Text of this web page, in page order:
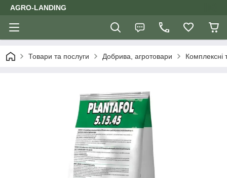
AGRO-LANDING
Товари та послуги Добрива, агротовари Комплексні